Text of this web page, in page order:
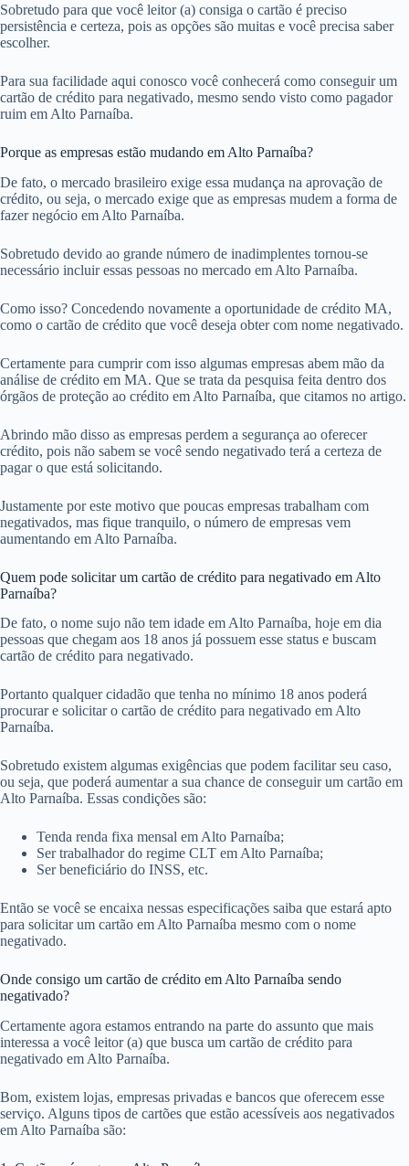
Sobretudo para que você leitor (a) consiga o cartão é preciso
persistência e certeza, pois as opções são muitas e você precisa saber
escolher.
Para sua facilidade aqui conosco você conhecerá como conseguir um
cartão de crédito para negativado, mesmo sendo visto como pagador
ruim em Alto Parnaíba.
Porque as empresas estão mudando em Alto Parnaíba?
De fato, o mercado brasileiro exige essa mudança na aprovação de
crédito, ou seja, o mercado exige que as empresas mudem a forma de
fazer negócio em Alto Parnaíba.
Sobretudo devido ao grande número de inadimplentes tornou-se
necessário incluir essas pessoas no mercado em Alto Parnaíba.
Como isso? Concedendo novamente a oportunidade de crédito MA,
como o cartão de crédito que você deseja obter com nome negativado.
Certamente para cumprir com isso algumas empresas abem mão da
análise de crédito em MA. Que se trata da pesquisa feita dentro dos
órgãos de proteção ao crédito em Alto Parnaíba, que citamos no artigo.
Abrindo mão disso as empresas perdem a segurança ao oferecer
crédito, pois não sabem se você sendo negativado terá a certeza de
pagar o que está solicitando.
Justamente por este motivo que poucas empresas trabalham com
negativados, mas fique tranquilo, o número de empresas vem
aumentando em Alto Parnaíba.
Quem pode solicitar um cartão de crédito para negativado em Alto
Parnaíba?
De fato, o nome sujo não tem idade em Alto Parnaíba, hoje em dia
pessoas que chegam aos 18 anos já possuem esse status e buscam
cartão de crédito para negativado.
Portanto qualquer cidadão que tenha no mínimo 18 anos poderá
procurar e solicitar o cartão de crédito para negativado em Alto
Parnaíba.
Sobretudo existem algumas exigências que podem facilitar seu caso,
ou seja, que poderá aumentar a sua chance de conseguir um cartão em
Alto Parnaíba. Essas condições são:
Tenda renda fixa mensal em Alto Parnaíba;
Ser trabalhador do regime CLT em Alto Parnaíba;
Ser beneficiário do INSS, etc.
Então se você se encaixa nessas especificações saiba que estará apto
para solicitar um cartão em Alto Parnaíba mesmo com o nome
negativado.
Onde consigo um cartão de crédito em Alto Parnaíba sendo
negativado?
Certamente agora estamos entrando na parte do assunto que mais
interessa a você leitor (a) que busca um cartão de crédito para
negativado em Alto Parnaíba.
Bom, existem lojas, empresas privadas e bancos que oferecem esse
serviço. Alguns tipos de cartões que estão acessíveis aos negativados
em Alto Parnaíba são: